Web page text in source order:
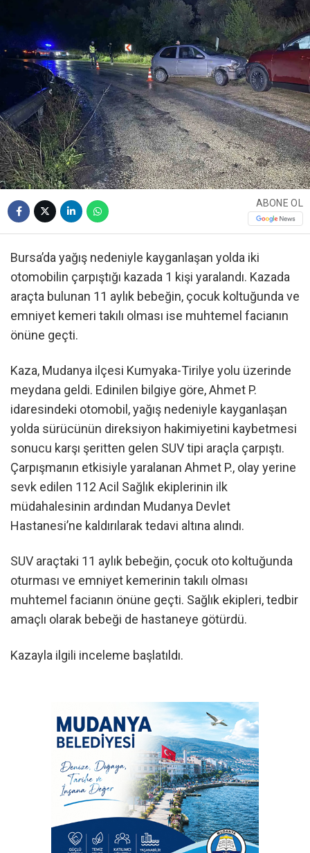
ABONE OL
Bursa’da yağış nedeniyle kayganlaşan yolda iki
otomobilin çarpıştığı kazada 1 kişi yaralandı. Kazada
araçta bulunan 11 aylık bebeğin, çocuk koltuğunda ve
emniyet kemeri takılı olması ise muhtemel facianın
önüne geçti.
Kaza, Mudanya ilçesi Kumyaka-Tirilye yolu üzerinde
meydana geldi. Edinilen bilgiye göre, Ahmet P.
idaresindeki otomobil, yağış nedeniyle kayganlaşan
yolda sürücünün direksiyon hakimiyetini kaybetmesi
sonucu karşı şeritten gelen SUV tipi araçla çarpıştı.
Çarpışmanın etkisiyle yaralanan Ahmet P., olay yerine
sevk edilen 112 Acil Sağlık ekiplerinin ilk
müdahalesinin ardından Mudanya Devlet
Hastanesi’ne kaldırılarak tedavi altına alındı.
SUV araçtaki 11 aylık bebeğin, çocuk oto koltuğunda
oturması ve emniyet kemerinin takılı olması
muhtemel facianın önüne geçti. Sağlık ekipleri, tedbir
amaçlı olarak bebeği de hastaneye götürdü.
Kazayla ilgili inceleme başlatıldı.